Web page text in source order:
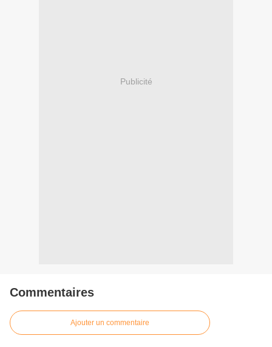
Publicité
Commentaires
Ajouter un commentaire